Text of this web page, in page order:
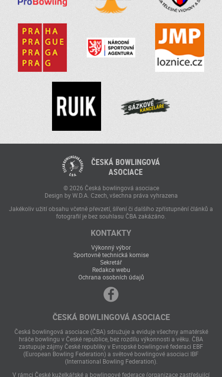
ČESKÁ BOWLINGOVÁ
ASOCIACE
© 2026 Česká bowlingová asociace
Design by W.D.A. Czech, všechna práva vyhrazena
Jakékoliv užití obsahu včetně převzetí, šíření či dalšího zpřístupnění článků a
fotografií je bez souhlasu ČBA zakázáno.
KONTAKTY
Výkonný výbor
Sportovně technická komise
Sekretář
Redakce webu
Ochrana osobních údajů
ČESKÁ BOWLINGOVÁ ASOCIACE
Česká bowlingová asociace (ČBA) sdružuje a eviduje všechny amatérské
hráče bowlingu v České republice, bez rozdílu výkonnosti a věku. ČBA
zastupuje zájmy České republiky v Evropské bowlingové federaci EBF
(European Bowling Federation) a světové bowlingové asociaci IBF
(International Bowling Federation).
V rámci České kuželkářské a bowlingové federace (organizace zastřešující